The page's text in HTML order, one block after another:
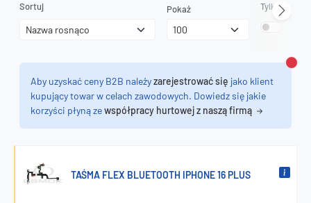
Sortuj Pokaż Tylko
Aby uzyskać ceny B2B należyzarejestrować się jako klient
kupujący towar w celach zawodowych. Dowiedz się jakie
korzyści płyną zewspółpracy hurtowej z naszą firmą
TAŚMA FLEX BLUETOOTH IPHONE 16 PLUS